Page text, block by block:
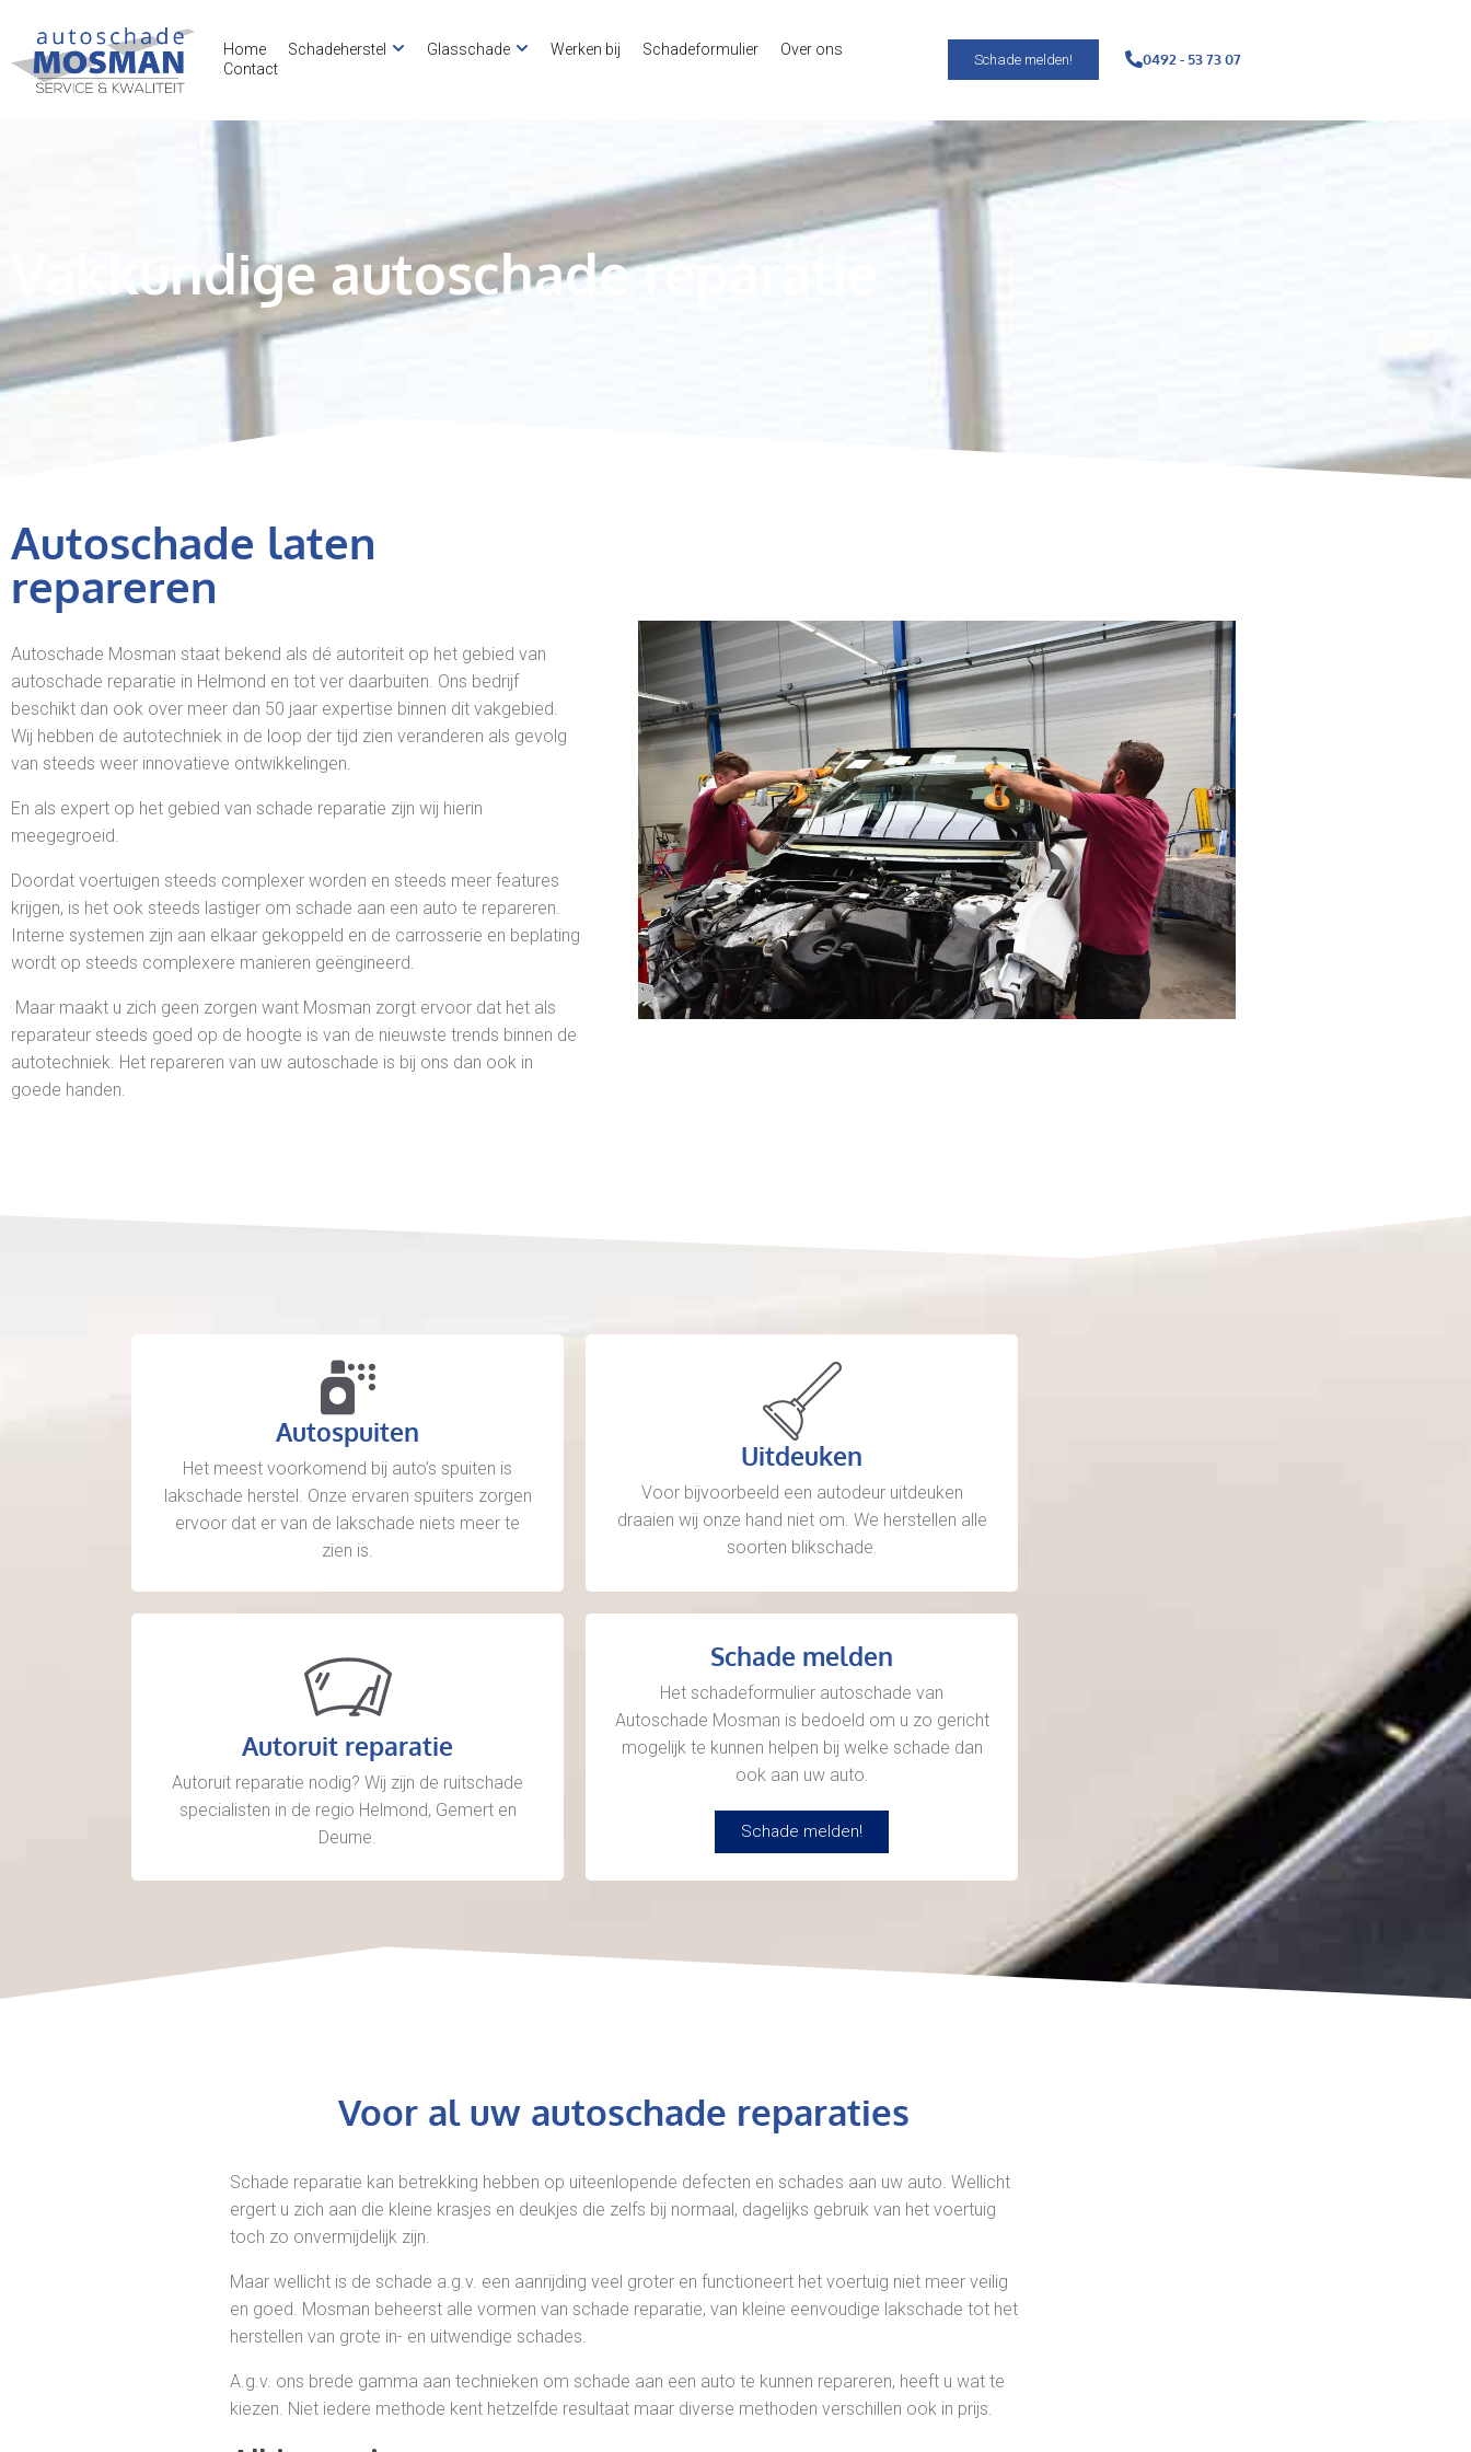
Home Schadeherstel Glasschade Werken bij Schadeformulier
Over ons
Contact
Schade melden! 0492 - 53 73 07
Vakkundige autoschade reparatie
Autoschade laten
repareren
Autoschade Mosman staat bekend als dé autoriteit op het gebied van
autoschade reparatie in Helmond en tot ver daarbuiten. Ons bedrijf
beschikt dan ook over meer dan 50 jaar expertise binnen dit vakgebied.
Wij hebben de autotechniek in de loop der tijd zien veranderen als gevolg
van steeds weer innovatieve ontwikkelingen.
En als expert op het gebied van schade reparatie zijn wij hierin
meegegroeid.
Doordat voertuigen steeds complexer worden en steeds meer features
krijgen, is het ook steeds lastiger om schade aan een auto te repareren.
Interne systemen zijn aan elkaar gekoppeld en de carrosserie en beplating
wordt op steeds complexere manieren geëngineerd.
Maar maakt u zich geen zorgen want Mosman zorgt ervoor dat het als
reparateur steeds goed op de hoogte is van de nieuwste trends binnen de
autotechniek. Het repareren van uw autoschade is bij ons dan ook in
goede handen.
Autospuiten
Het meest voorkomend bij auto’s spuiten is
lakschade herstel. Onze ervaren spuiters zorgen
ervoor dat er van de lakschade niets meer te
zien is.
Uitdeuken
Voor bijvoorbeeld een autodeur uitdeuken
draaien wij onze hand niet om. We herstellen alle
soorten blikschade.
Autoruit reparatie
Autoruit reparatie nodig? Wij zijn de ruitschade
specialisten in de regio Helmond, Gemert en
Deurne.
Schade melden
Het schadeformulier autoschade van
Autoschade Mosman is bedoeld om u zo gericht
mogelijk te kunnen helpen bij welke schade dan
ook aan uw auto.
Schade melden!
Voor al uw autoschade reparaties
Schade reparatie kan betrekking hebben op uiteenlopende defecten en schades aan uw auto. Wellicht
ergert u zich aan die kleine krasjes en deukjes die zelfs bij normaal, dagelijks gebruik van het voertuig
toch zo onvermijdelijk zijn.
Maar wellicht is de schade a.g.v. een aanrijding veel groter en functioneert het voertuig niet meer veilig
en goed. Mosman beheerst alle vormen van schade reparatie, van kleine eenvoudige lakschade tot het
herstellen van grote in- en uitwendige schades.
A.g.v. ons brede gamma aan technieken om schade aan een auto te kunnen repareren, heeft u wat te
kiezen. Niet iedere methode kent hetzelfde resultaat maar diverse methoden verschillen ook in prijs.